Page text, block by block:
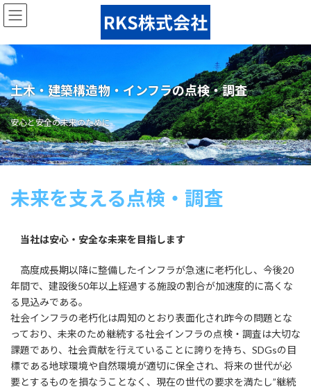
コ
ン
ン
ツ
へ
ス
キ
ッ
プ
ナ
ビ
ー
シ
ョ
ン
に
移
動
土木・建築構造物・インフラの点検・調査
安心と安全の未来のために
未来を支える点検・調査
当社は安心・安全な未来を目指します
高度成長期以降に整備したインフラが急速に老朽化し、今後20
年間で、建設後50年以上経過する施設の割合が加速度的に高くな
る見込みである。
社会インフラの老朽化は周知のとおり表面化され昨今の問題とな
っており、未来のため継続する社会インフラの点検・調査は大切な
課題であり、社会貢献を行えていることに誇りを持ち、SDGsの目
標である地球環境や自然環境が適切に保全され、将来の世代が必
要とするものを損なうことなく、現在の世代の要求を満たし”継続